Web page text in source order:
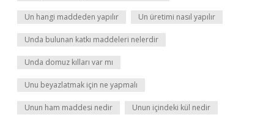
Un hangi maddeden yapılır Un üretimi nasıl yapılır
Unda bulunan katkı maddeleri nelerdir
Unda domuz kılları var mı
Unu beyazlatmak için ne yapmalı
Unun ham maddesi nedir Unun içindeki kül nedir